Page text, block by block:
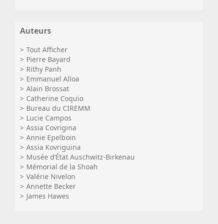
Auteurs
Tout Afficher
Pierre Bayard
Rithy Panh
Emmanuel Alloa
Alain Brossat
Catherine Coquio
Bureau du CIREMM
Lucie Campos
Assia Covrigina
Annie Epelboin
Assia Kovriguina
Musée d’État Auschwitz-Birkenau
Mémorial de la Shoah
Valérie Nivelon
Annette Becker
James Hawes